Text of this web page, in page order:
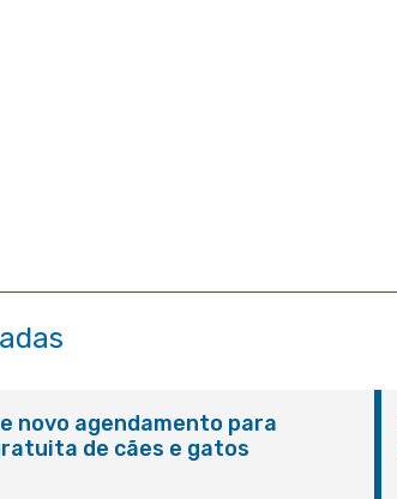
novo agendamento para
de cães e gatos